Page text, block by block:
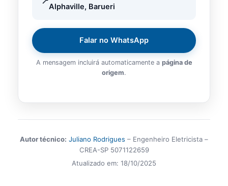
Alphaville, Barueri
Falar no WhatsApp
A mensagem incluirá automaticamente a página de
origem.
Autor técnico: Juliano Rodrigues – Engenheiro Eletricista –
CREA-SP 5071122659
Atualizado em: 18/10/2025